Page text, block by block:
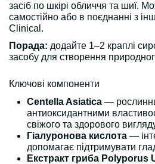
засіб по шкірі обличчя та шиї.
самостійно або в поєднанні з
Clinical.
Порада: додайте 1–2 краплі
засобу для створення
Ключові компоненти
Centella Asiatica —
антиоксидантними
свіжого та здорового
Гіалуронова кислота —
допомагає підтримувати
Екстракт гриба Polyporus